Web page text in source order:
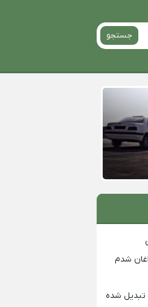
جستجو
شدم
تبدیل شده